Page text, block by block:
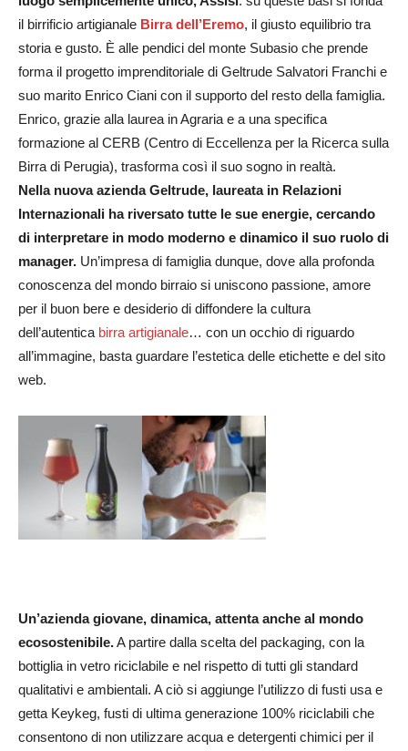
il birrificio artigianale Birra dell’Eremo, il giusto equilibrio tra
storia e gusto. È alle pendici del monte Subasio che prende
forma il progetto imprenditoriale di Geltrude Salvatori Franchi e
suo marito Enrico Ciani con il supporto del resto della famiglia.
Enrico, grazie alla laurea in Agraria e a una specifica
formazione al CERB (Centro di Eccellenza per la Ricerca sulla
Birra di Perugia), trasforma così il suo sogno in realtà.
Nella nuova azienda Geltrude, laureata in Relazioni
Internazionali ha riversato tutte le sue energie, cercando
di interpretare in modo moderno e dinamico il suo ruolo di
manager. Un’impresa di famiglia dunque, dove alla profonda
conoscenza del mondo birraio si uniscono passione, amore
per il buon bere e desiderio di diffondere la cultura
dell’autentica birra artigianale… con un occhio di riguardo
all’immagine, basta guardare l’estetica delle etichette e del sito
web.
Un’azienda giovane, dinamica, attenta anche al mondo
ecosostenibile.A partire dalla scelta del packaging, con la
bottiglia in vetro riciclabile e nel rispetto di tutti gli standard
qualitativi e ambientali. A ciò si aggiunge l’utilizzo di fusti usa e
getta Keykeg, fusti di ultima generazione 100% riciclabili che
consentono di non utilizzare acqua e detergenti chimici per il